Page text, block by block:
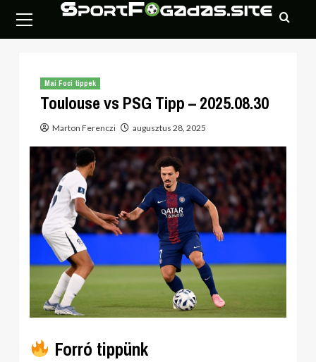
content
Menu
Mai Foci tippek
Toulouse vs PSG Tipp – 2025.08.30
Marton Ferenczi augusztus 28, 2025
Forró tippünk